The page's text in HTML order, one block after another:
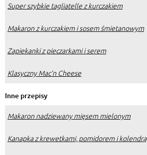
Super szybkie tagliatelle z kurczakiem
Makaron z kurczakiem i sosem śmietanowym
Zapiekanki z pieczarkami i serem
Klasyczny Mac’n Cheese
Inne przepisy
Makaron nadziewany mięsem mielonym
Kanapka z krewetkami, pomidorem i kolendrą